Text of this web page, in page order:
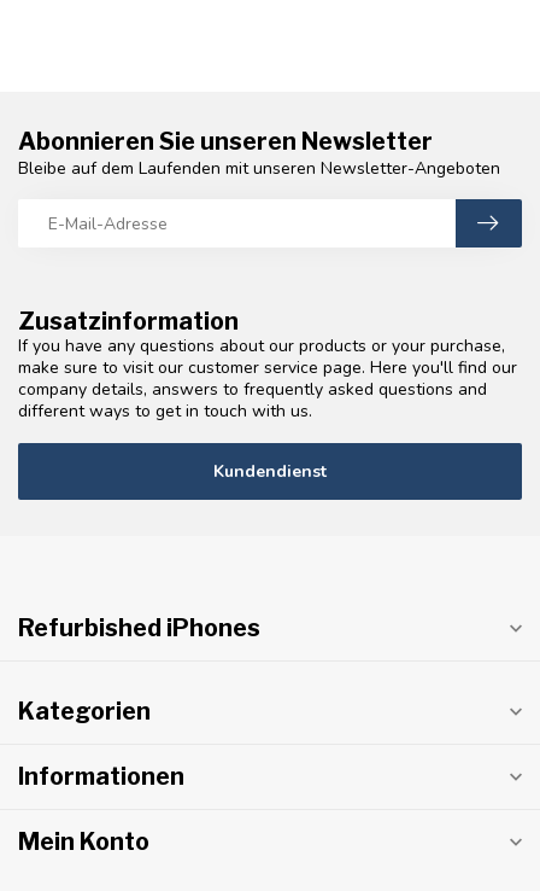
Zusatzinformation
If you have any questions about our products or your purchase,
make sure to visit our customer service page. Here you'll find our
company details, answers to frequently asked questions and
different ways to get in touch with us.
Kundendienst
Abonnieren Sie unseren Newsletter
Bleibe auf dem Laufenden mit unseren Newsletter-Angeboten
Refurbished iPhones
Kategorien
Informationen
Mein Konto